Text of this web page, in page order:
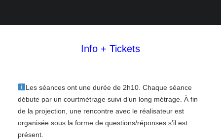
Info + Tickets
Les séances ont une durée de 2h10. Chaque séance
débute par un courtmétrage suivi d’un long métrage. À fin
de la projection, une rencontre avec le réalisateur est
organisée sous la forme de questions/réponses s’il est
présent.